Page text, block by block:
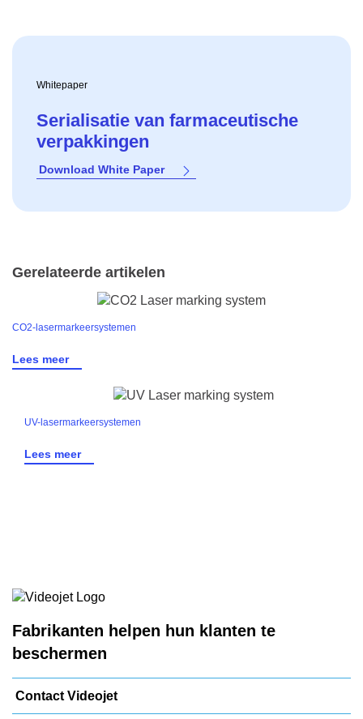
Whitepaper
Serialisatie van farmaceutische
verpakkingen
Download White Paper
Gerelateerde artikelen
CO2-lasermarkeersystemen
Lees meer
UV-lasermarkeersystemen
Lees meer
Fabrikanten helpen hun klanten te
beschermen
Contact Videojet